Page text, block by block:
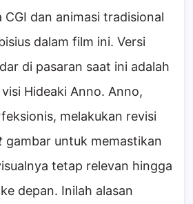
dan animasi tradisional
dalam film ini. Versi
di pasaran saat ini adalah
Hideaki Anno. Anno,
melakukan revisi
gambar untuk memastikan
tetap relevan hingga
depan. Inilah alasan